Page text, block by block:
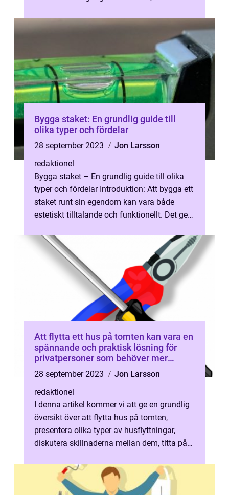
Bygga staket: En grundlig guide till
olika typer och fördelar
28 september 2023
Jon Larsson
redaktionel
Bygga staket – En grundlig guide till olika
typer och fördelar Introduktion: Att bygga ett
staket runt sin egendom kan vara både
estetiskt tilltalande och funktionellt. Det ger
Att flytta ett hus på tomten kan vara en
spännande och praktisk lösning för
privatpersoner som behöver mer
utrymme eller vill ändra strukturen på
sin befintliga egendom
28 september 2023
Jon Larsson
redaktionel
I denna artikel kommer vi att ge en grundlig
översikt över att flytta hus på tomten,
presentera olika typer av husflyttningar,
diskutera skillnaderna mellan dem, titta på